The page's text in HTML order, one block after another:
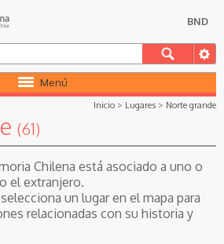
BND
Menú
Inicio > Lugares > Norte grande
(61)
Chilena está asociado a uno o
el extranjero.
un lugar en el mapa para
relacionadas con su historia y